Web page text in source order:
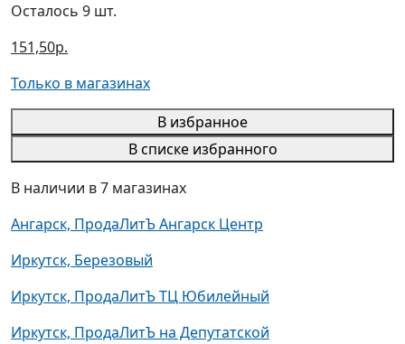
Осталось 9 шт.
151,50р.
Только в магазинах
В избранное
В списке избранного
В наличии в 7 магазинах
Ангарск, ПродаЛитЪ Ангарск Центр
Иркутск, Березовый
Иркутск, ПродаЛитЪ ТЦ Юбилейный
Иркутск, ПродаЛитЪ на Депутатской